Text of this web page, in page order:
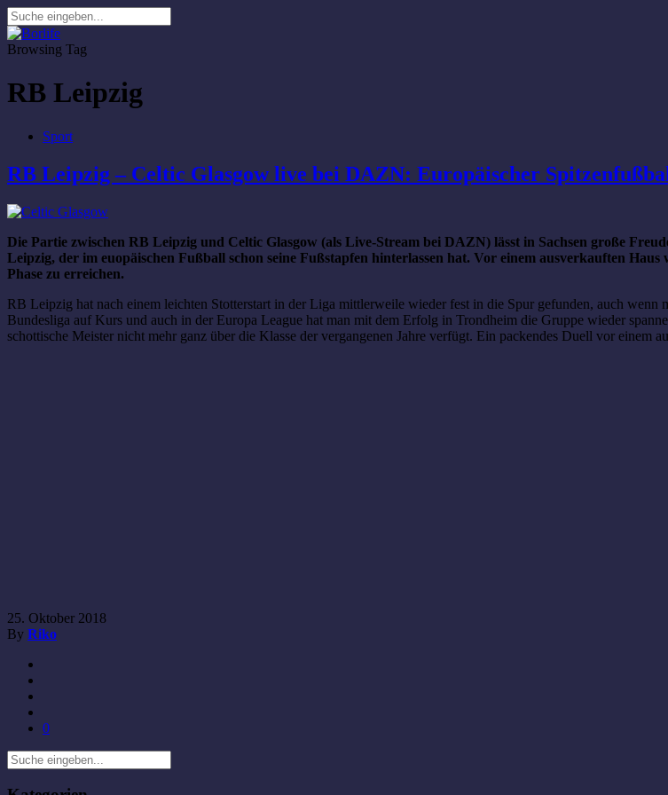
Browsing Tag
RB Leipzig
Sport
RB Leipzig – Celtic Glasgow live bei DAZN: Europäischer
Die Partie zwischen RB Leipzig und Celtic Glasgow (als Live-Stream bei DAZN) lässt in Sachsen große
Leipzig, der im euopäischen Fußball schon seine Fußstapfen hinterlassen hat. Vor einem ausverkauften
Phase zu erreichen.
RB Leipzig hat nach einem leichten Stotterstart in der Liga mittlerweile wieder fest in die Spur gefunden, auch
Bundesliga auf Kurs und auch in der Europa League hat man mit dem Erfolg in Trondheim die Gruppe wieder
schottische Meister nicht mehr ganz über die Klasse der vergangenen Jahre verfügt. Ein packendes Duell vor einem
25. Oktober 2018
By Riko
0